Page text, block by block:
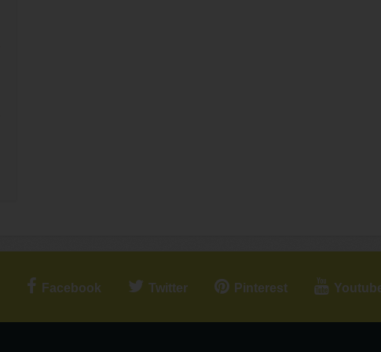
Facebook Twitter Pinterest